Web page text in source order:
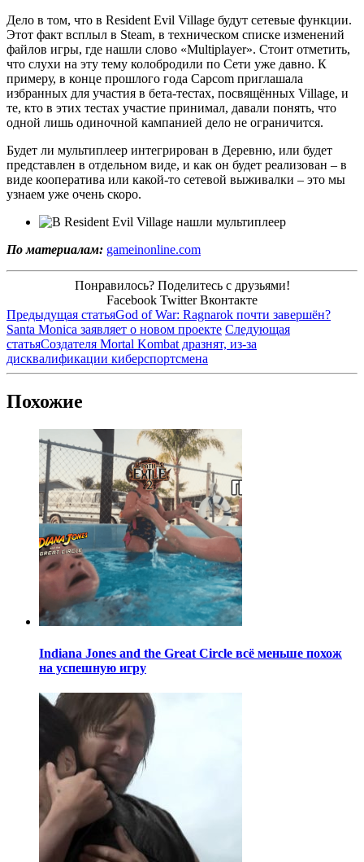
Дело в том, что в Resident Evil Village будут сетевые функции.
Этот факт всплыл в Steam, в техническом списке изменений
файлов игры, где нашли слово «Multiplayer». Стоит отметить,
что слухи на эту тему колобродили по Сети уже давно. К
примеру, в конце прошлого года Capcom приглашала
избранных для участия в бета-тестах, посвящённых Village, и
те, кто в этих тестах участие принимал, давали понять, что
одной лишь одиночной кампанией дело не ограничится.
Будет ли мультиплеер интегрирован в Деревню, или будет
представлен в отдельном виде, и как он будет реализован – в
виде кооператива или какой-то сетевой выживалки – это мы
узнаем уже очень скоро.
По материалам: gameinonline.com
Понравилось? Поделитесь с друзьями!
Facebook Twitter Вконтакте
Предыдущая статьяGod of War: Ragnarok почти завершён?
Santa Monica заявляет о новом проекте Следующая
статьяСоздателя Mortal Kombat дразнят, из-за
дисквалификации киберспортсмена
Похожие
Indiana Jones and the Great Circle всё меньше похож
на успешную игру